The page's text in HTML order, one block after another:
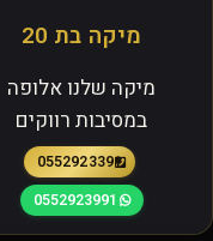
מיקה בת 20
מיקה שלנו אלופה
במסיבות רווקים
0552923391
0552923991